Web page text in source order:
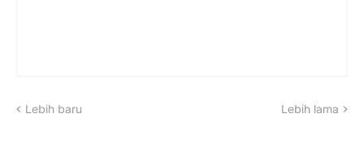
Lebih baru Lebih lama